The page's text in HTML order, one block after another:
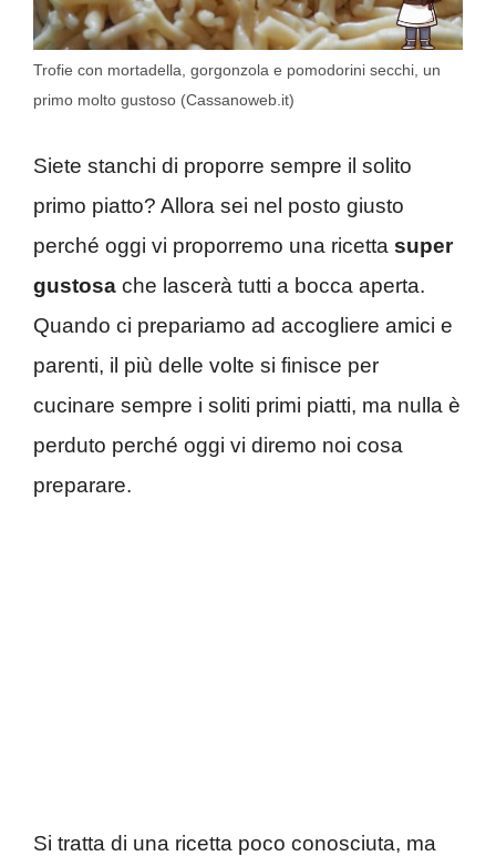
Trofie con mortadella, gorgonzola e pomodorini secchi, un
primo molto gustoso (Cassanoweb.it)
Siete stanchi di proporre sempre il solito
primo piatto? Allora sei nel posto giusto
perché oggi vi proporremo una ricetta super
gustosa che lascerà tutti a bocca aperta.
Quando ci prepariamo ad accogliere amici e
parenti, il più delle volte si finisce per
cucinare sempre i soliti primi piatti, ma nulla è
perduto perché oggi vi diremo noi cosa
preparare.
Si tratta di una ricetta poco conosciuta, ma